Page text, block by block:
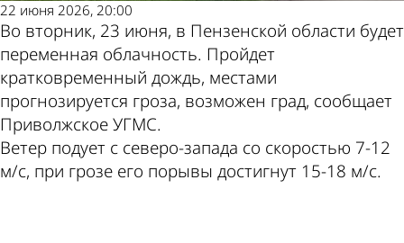
22 июня 2026, 20:00
Во вторник, 23 июня, в Пензенской области будет
переменная облачность. Пройдет
кратковременный дождь, местами
прогнозируется гроза, возможен град, сообщает
Приволжское УГМС.
Ветер подует с северо-запада со скоростью 7-12
м/с, при грозе его порывы достигнут 15-18 м/с.